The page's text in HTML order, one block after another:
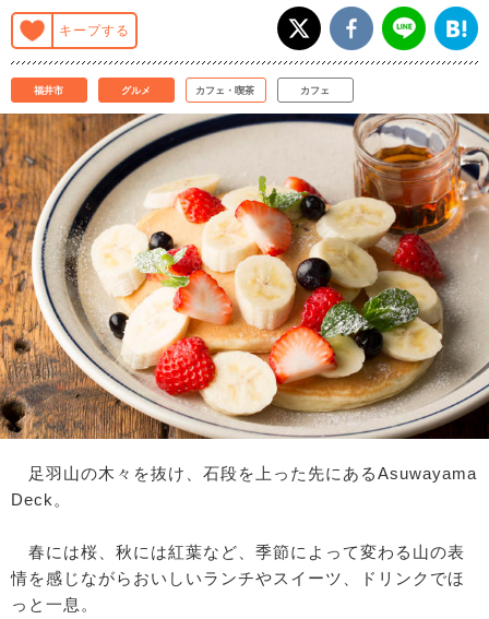
キープする
福井市 グルメ カフェ・喫茶 カフェ
足羽山の木々を抜け、石段を上った先にあるAsuwayama
Deck。
春には桜、秋には紅葉など、季節によって変わる山の表
情を感じながらおいしいランチやスイーツ、ドリンクでほ
っと一息。